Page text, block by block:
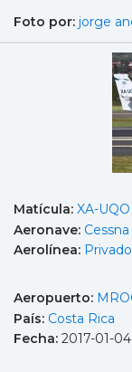
Foto por: jorge
Matícula: XA-UQO
Aeronave:
Aerolínea: Privado
Aeropuerto:
País: Costa Rica
Fecha: 2017-01-04